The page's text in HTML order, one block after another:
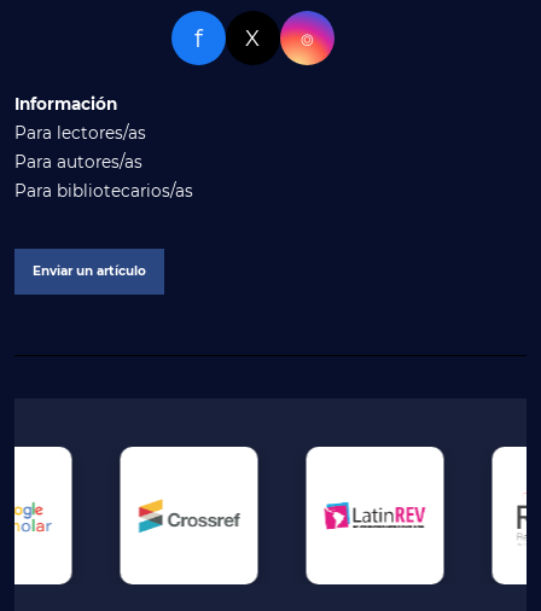
f X ⌾
Información
Para lectores/as
Para autores/as
Para bibliotecarios/as
Enviar un artículo